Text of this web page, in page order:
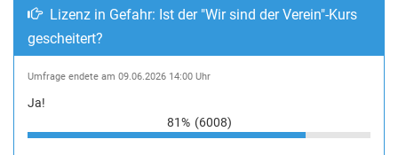
Lizenz in Gefahr: Ist der "Wir sind der Verein"-Kurs
gescheitert?
Umfrage endete am 09.06.2026 14:00 Uhr
Ja!
81% (6008)